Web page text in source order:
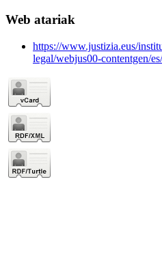
Web atariak
https://www.justizia.eus/
legal/webjus00-contentgen/